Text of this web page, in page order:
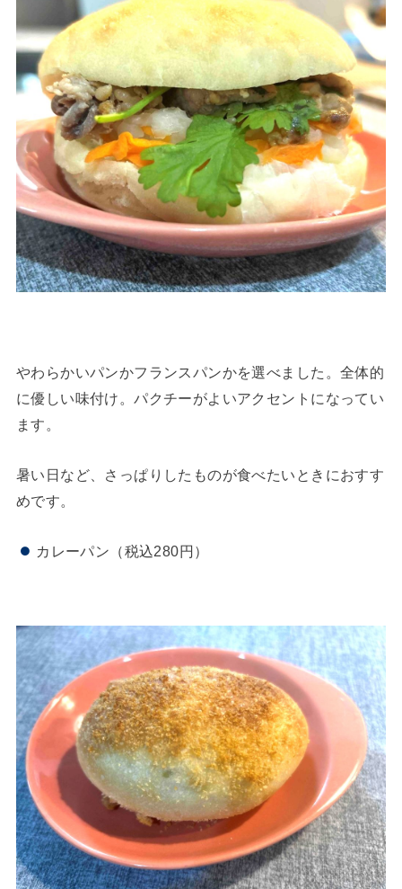
やわらかいパンかフランスパンかを選べました。全体的
に優しい味付け。パクチーがよいアクセントになってい
ます。
暑い日など、さっぱりしたものが食べたいときにおすす
めです。
カレーパン（税込280円）